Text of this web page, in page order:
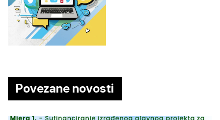
Povezane novosti